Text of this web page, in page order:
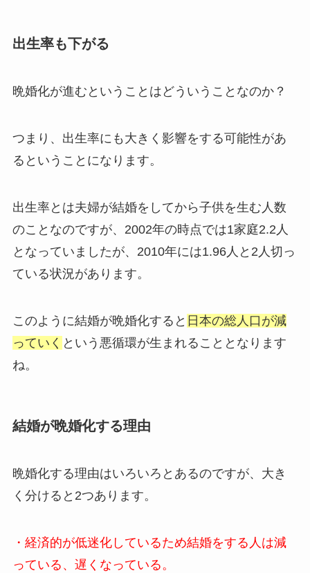
出生率も下がる
晩婚化が進むということはどういうことなのか？
つまり、出生率にも大きく影響をする可能性があ
るということになります。
出生率とは夫婦が結婚をしてから子供を生む人数
のことなのですが、2002年の時点では1家庭2.2人
となっていましたが、2010年には1.96人と2人切っ
ている状況があります。
このように結婚が晩婚化すると 日本の総人口が減
っていく という悪循環が生まれることとなります
ね。
結婚が晩婚化する理由
晩婚化する理由はいろいろとあるのですが、大き
く分けると2つあります。
・経済的が低迷化しているため結婚をする人は減
っている、遅くなっている。